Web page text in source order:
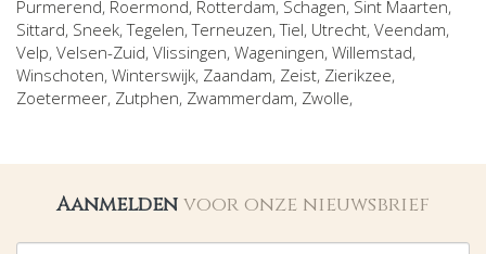
Purmerend, Roermond, Rotterdam, Schagen, Sint Maarten,
Sittard, Sneek,Tegelen,Terneuzen,Tiel, Utrecht, Veendam,
Velp, Velsen-Zuid, Vlissingen, Wageningen, Willemstad,
Winschoten, Winterswijk, Zaandam, Zeist, Zierikzee,
Zoetermeer, Zutphen, Zwammerdam, Zwolle,
Aanmelden voor onze nieuwsbrief